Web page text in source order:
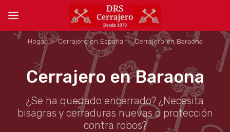
Hogar Cerrajero en España Cerrajero en Baraona
Cerrajero en Baraona
¿Se ha quedado encerrado? ¿Necesita
bisagras y cerraduras nuevas o protección
contra robos?